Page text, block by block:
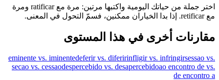
اختر جملة من حياتك اليومية واكتبها مرتين: مرة مع ratificar ومرة
مع retificar. إذا بدا الخياران ممكنين، فسمّ التحول في المعنى.
مقارنات أخرى في هذا المستوى
eminente vs. iminentedeferir vs. diferirinfligir vs. infringirsessao vs.
secao vs. cessaodespercebido vs. desapercebidoao encontro de vs.
de encontro a